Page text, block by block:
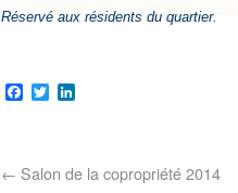
Réservé aux résidents du quartier.
Facebook
Twitter
← Salon de la copropriété 2014